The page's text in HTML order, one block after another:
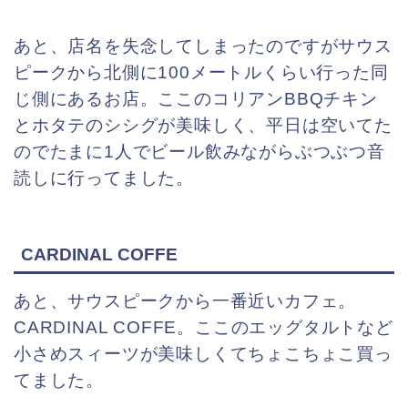
あと、店名を失念してしまったのですがサウス
ピークから北側に100メートルくらい行った同
じ側にあるお店。ここのコリアンBBQチキン
とホタテのシシグが美味しく、平日は空いてた
のでたまに1人でビール飲みながらぶつぶつ音
読しに行ってました。
CARDINAL COFFE
あと、サウスピークから一番近いカフェ。
CARDINAL COFFE。ここのエッグタルトなど
小さめスィーツが美味しくてちょこちょこ買っ
てました。